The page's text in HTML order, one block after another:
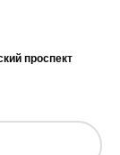
проспект